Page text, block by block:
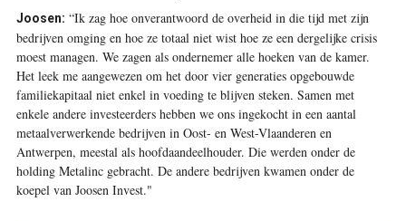
Joosen: “Ik zag hoe onverantwoord de overheid in die tijd met zijn
bedrijven omging en hoe ze totaal niet wist hoe ze een dergelijke crisis
moest managen. We zagen als ondernemer alle hoeken van de kamer.
Het leek me aangewezen om het door vier generaties opgebouwde
familiekapitaal niet enkel in voeding te ­blijven steken. Samen met
enkele andere investeerders hebben we ons ingekocht in een aantal
metaalverwerkende bedrijven in Oost- en West-Vlaanderen en
Antwerpen, meestal als hoofdaandeelhouder. Die werden onder de
holding Metalinc gebracht. De andere bedrijven kwamen onder de
koepel van Joosen Invest."